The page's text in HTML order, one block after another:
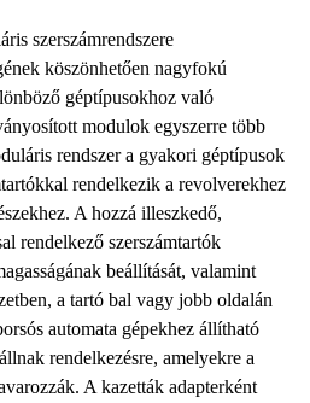
szerszámrendszere
köszönhetően nagyfokú
géptípusokhoz való
modulok egyszerre több
rendszer a gyakori géptípusok
rendelkezik a revolverekhez
A hozzá illeszkedő,
rendelkező szerszámtartók
beállítását, valamint
a tartó bal vagy jobb oldalán
automata gépekhez állítható
rendelkezésre, amelyekre a
A kazetták adapterként